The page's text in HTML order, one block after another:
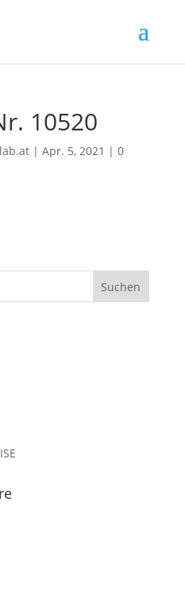
10520
| Apr. 5, 2021 | 0